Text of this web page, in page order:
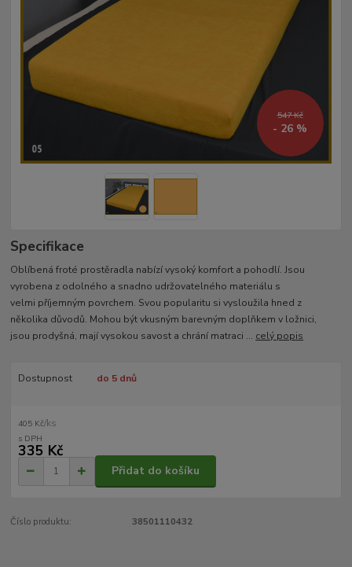
547 Kč
- 26 %
Specifikace
Oblíbená froté prostěradla nabízí vysoký komfort a pohodlí. Jsou
vyrobena z odolného a snadno udržovatelného materiálu s
velmi příjemným povrchem. Svou popularitu si vysloužila hned z
několika důvodů. Mohou být vkusným barevným doplňkem v ložnici,
jsou prodyšná, mají vysokou savost a chrání matraci ... celý popis
Dostupnost do 5 dnů
405 Kč/ks
335 Kč
Přidat do košíku
Číslo produktu: 38501110432